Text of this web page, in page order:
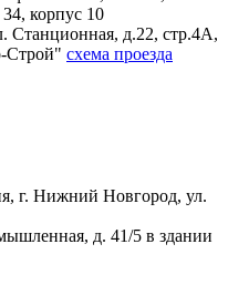
корпус 10
Станционная, д.22, стр.4А,
Строй" схема проезда
г. Нижний Новгород, ул.
д. 41/5 в здании